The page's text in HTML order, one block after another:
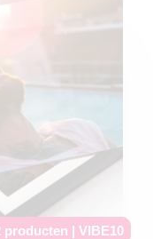
producten | VIBE10